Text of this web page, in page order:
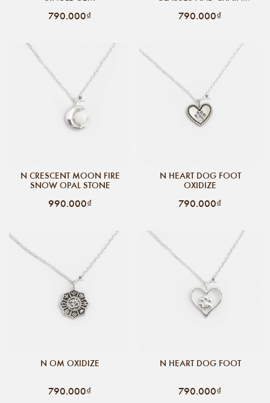
790.000₫ 790.000₫
N CRESCENT MOON FIRE
SNOW OPAL STONE
990.000₫
N HEART DOG FOOT
OXIDIZE
790.000₫
N OM OXIDIZE
790.000₫
N HEART DOG FOOT
790.000₫